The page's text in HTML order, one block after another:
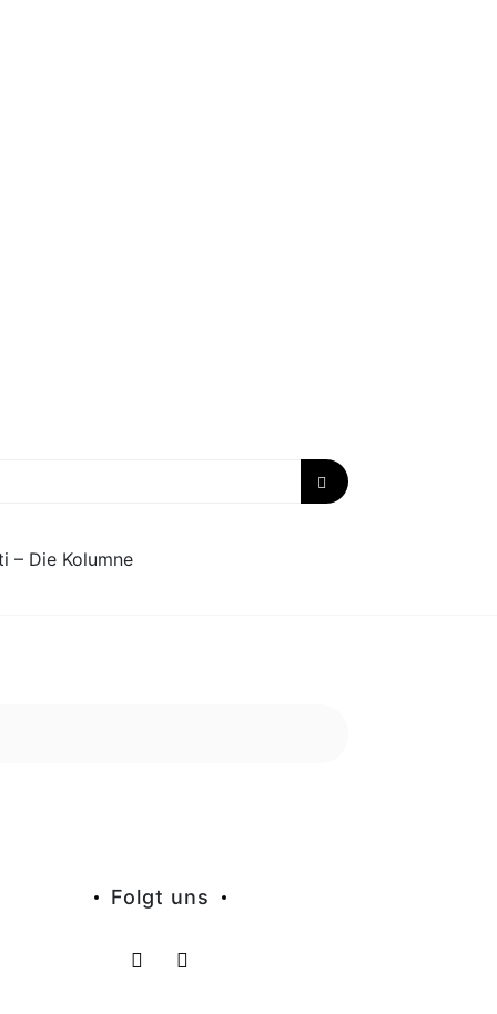
– Die Kolumne
Folgt uns